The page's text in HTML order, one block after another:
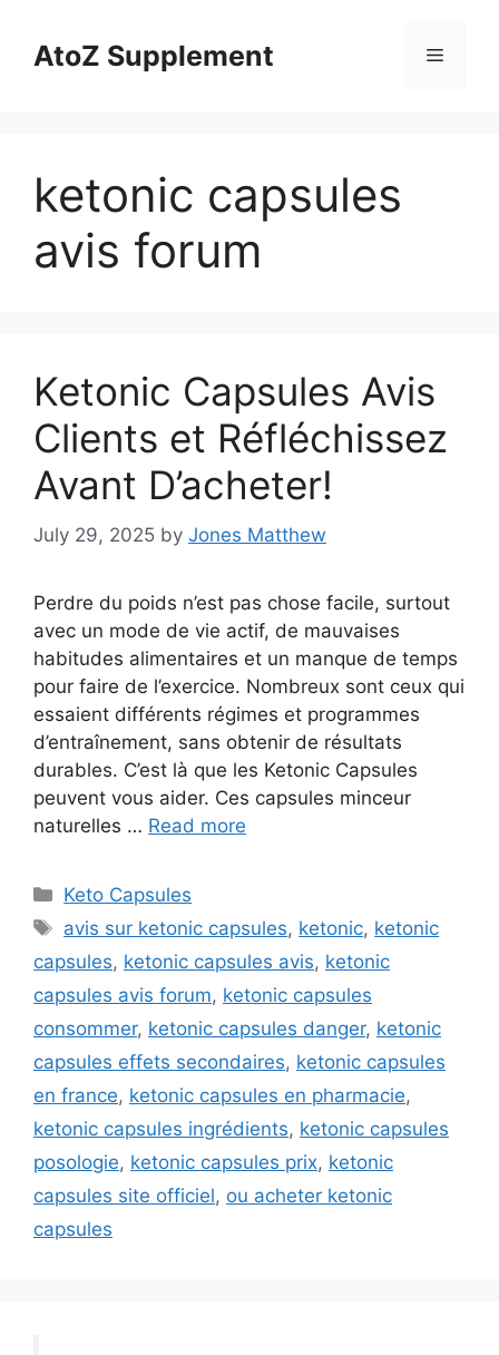
contentAtoZ Supplement Menu
ketonic capsules
avis forum
Ketonic Capsules Avis
Clients et Réfléchissez
Avant D’acheter!
July 29, 2025 by Jones Matthew
Perdre du poids n’est pas chose facile, surtout
avec un mode de vie actif, de mauvaises
habitudes alimentaires et un manque de temps
pour faire de l’exercice. Nombreux sont ceux qui
essaient différents régimes et programmes
d’entraînement, sans obtenir de résultats
durables. C’est là que les Ketonic Capsules
peuvent vous aider. Ces capsules minceur
naturelles … Read more
Categories
Keto Capsules
Tags
avis sur ketonic capsules, ketonic, ketonic
capsules, ketonic capsules avis, ketonic
capsules avis forum, ketonic capsules
consommer, ketonic capsules danger, ketonic
capsules effets secondaires, ketonic capsules
en france, ketonic capsules en pharmacie,
ketonic capsules ingrédients, ketonic capsules
posologie, ketonic capsules prix, ketonic
capsules site officiel, ou acheter ketonic
capsules